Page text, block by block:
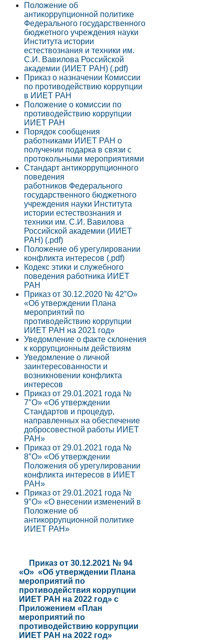
Положение об
антикоррупционной политике
Федерального государственного
бюджетного учреждения науки
Института истории
естествознания и техники им.
С.И. Вавилова Российской
академии (ИИЕТ РАН) (.pdf)
Приказ о назначении Комиссии
по противодействию коррупции
в ИИЕТ РАН
Положение о комиссии по
противодействию коррупции
ИИЕТ РАН
Порядок сообщения
работниками ИИЕТ РАН о
получении подарка в связи с
протокольными мероприятиями
Стандарт антикоррупционного
поведения
работников Федерального
государственного бюджетного
учреждения науки Института
истории естествознания и
техники им. С.И. Вавилова
Российской академии (ИИЕТ
РАН) (.pdf)
Положение об урегулировании
конфликта интересов (.pdf)
Кодекс этики и служебного
поведения работника ИИЕТ
РАН
Приказ от 30.12.2020 № 42″О»
«Об утверждении Плана
мероприятий по
противодействию коррупции
ИИЕТ РАН на 2021 год»
Уведомление о факте склонения
к коррупционным действиям
Уведомление о личной
заинтересованности и
возникновении конфликта
интересов
Приказ от 29.01.2021 года №
7″О» «Об утверждении
Стандартов и процедур,
направленных на обеспечение
добросовестной работы ИИЕТ
РАН»
Приказ от 29.01.2021 года №
8″О» «Об утверждении
Положения об урегулировании
конфликта интересов в ИИЕТ
РАН»
Приказ от 29.01.2021 года №
9″О» «О внесении изменений в
Положение об
антикоррупционной политике
ИИЕТ РАН»
Приказ от 30.12.2021 № 94
«О» «Об утверждении Плана
мероприятий по
противодействия коррупции
ИИЕТ РАН на 2022 год» с
Приложением «План
мероприятий по
противодействию коррупции
ИИЕТ РАН на 2022 год»